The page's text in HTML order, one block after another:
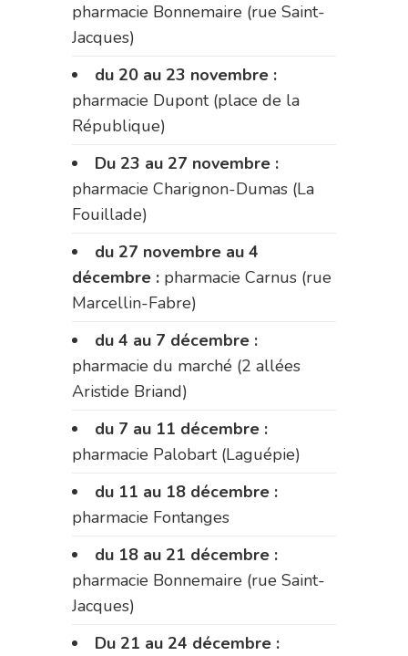
pharmacie Bonnemaire (rue Saint-
Jacques)
du 20 au 23 novembre :
pharmacie Dupont (place de la
République)
Du 23 au 27 novembre :
pharmacie Charignon-Dumas (La
Fouillade)
du 27 novembre au 4
décembre : pharmacie Carnus (rue
Marcellin-Fabre)
du 4 au 7 décembre :
pharmacie du marché (2 allées
Aristide Briand)
du 7 au 11 décembre :
pharmacie Palobart (Laguépie)
du 11 au 18 décembre :
pharmacie Fontanges
du 18 au 21 décembre :
pharmacie Bonnemaire (rue Saint-
Jacques)
Du 21 au 24 décembre :